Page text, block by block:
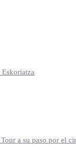
a su paso por el